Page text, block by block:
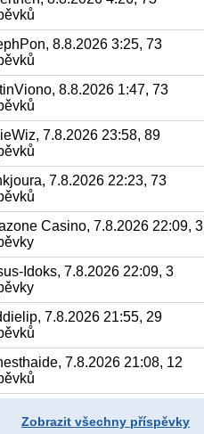
8.8.2026 3:25, 73
8.8.2026 1:47, 73
7.8.2026 23:58, 89
7.8.2026 22:23, 73
Casino, 7.8.2026 22:09, 3
Idoks, 7.8.2026 22:09, 3
7.8.2026 21:55, 29
7.8.2026 21:08, 12
Zobrazit všechny příspěvky